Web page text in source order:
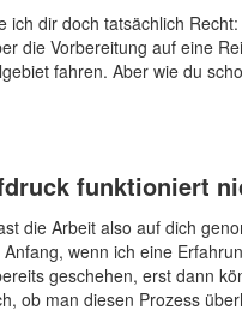
ich dir doch tatsächlich
die Vorbereitung auf eine
fahren. Aber wie du
funktioniert
die Arbeit also auf dich
wenn ich eine
geschehen, erst dann
ob man diesen Prozess